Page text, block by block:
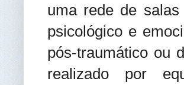
uma rede de
psicológico e
pós-traumático ou
realizado por